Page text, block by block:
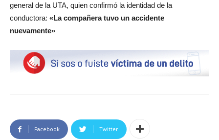
general de la UTA, quien confirmó la identidad de la
conductora: «La compañera tuvo un accidente
nuevamente»
Facebook Twitter